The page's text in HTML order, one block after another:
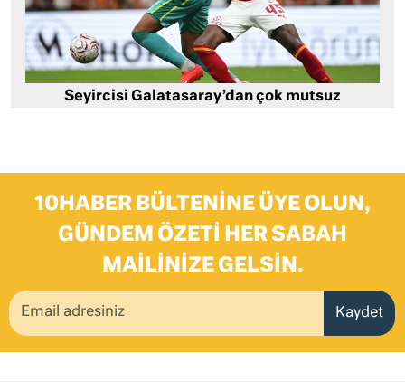
Seyircisi Galatasaray’dan çok mutsuz
10HABER BÜLTENINE ÜYE OLUN,
GÜNDEM ÖZETI HER SABAH
MAILINIZE GELSIN.
Kaydet